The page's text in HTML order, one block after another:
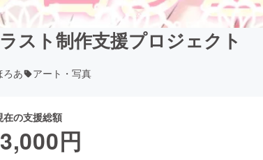
スト制作支援プロジェクト
ろあ アート・写真
在の支援総額
円